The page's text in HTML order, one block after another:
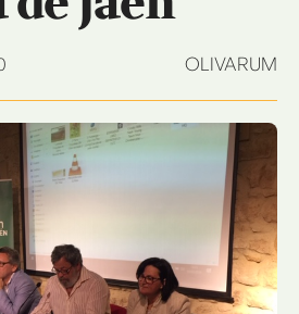
OLIVARUM